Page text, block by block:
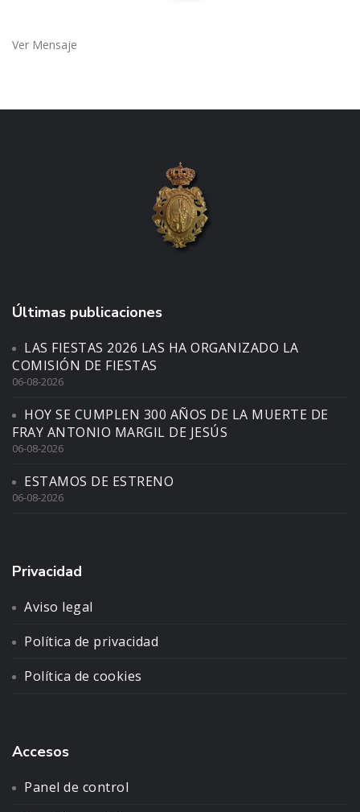
Ver Mensaje
Últimas publicaciones
LAS FIESTAS 2026 LAS HA ORGANIZADO LA
COMISIÓN DE FIESTAS
06-08-2026
HOY SE CUMPLEN 300 AÑOS DE LA MUERTE DE
FRAY ANTONIO MARGIL DE JESÚS
06-08-2026
ESTAMOS DE ESTRENO
06-08-2026
Privacidad
Aviso legal
Política de privacidad
Política de cookies
Accesos
Panel de control